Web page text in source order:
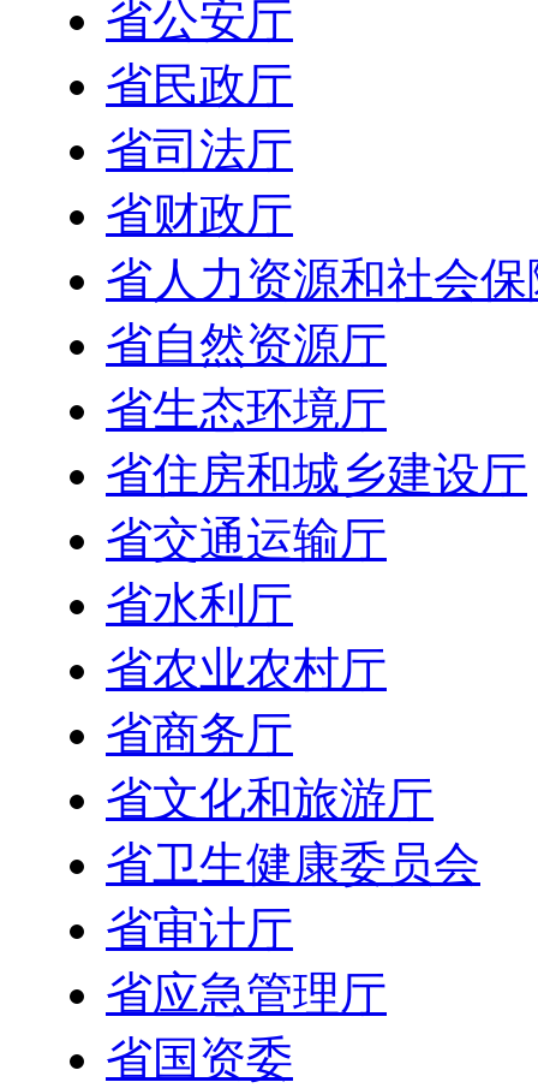
省公安厅
省民政厅
省司法厅
省财政厅
省人力资源和社会
省自然资源厅
省生态环境厅
省住房和城乡建设厅
省交通运输厅
省水利厅
省农业农村厅
省商务厅
省文化和旅游厅
省卫生健康委员会
省审计厅
省应急管理厅
省国资委